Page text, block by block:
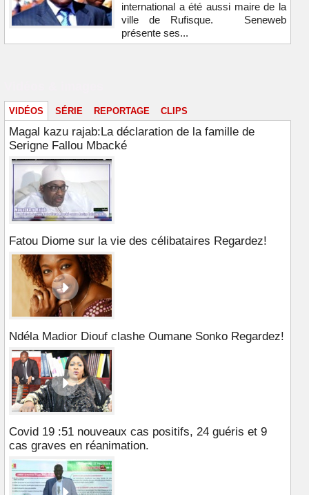
international a été aussi maire de la
ville de Rufisque. Seneweb
présente ses...
VIDÉOS SÉRIE REPORTAGE CLIPS
Magal kazu rajab:La déclaration de la famille de
Serigne Fallou Mbacké
Fatou Diome sur la vie des célibataires Regardez!
Ndéla Madior Diouf clashe Oumane Sonko Regardez!
Covid 19 :51 nouveaux cas positifs, 24 guéris et 9
cas graves en réanimation.